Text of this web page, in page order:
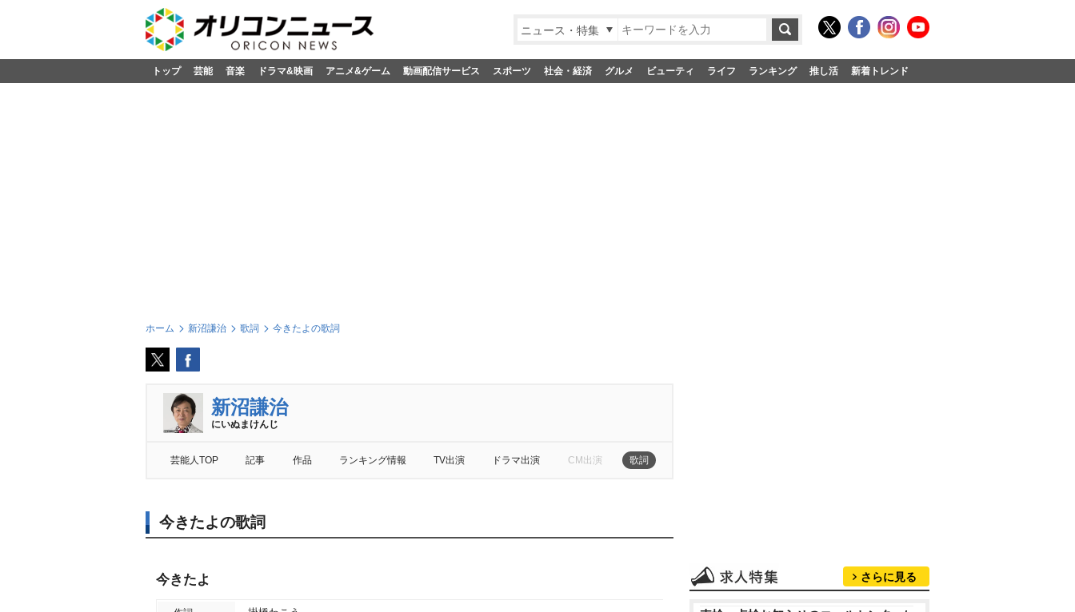
ニュース・特集
トップ 芸能 音楽 ドラマ&映画 アニメ&ゲーム 動画配信サービス スポーツ 社会・経済 グルメ ビューティ ライフ ランキング 推し活 新着トレンド
ホーム 新沼謙治 歌詞 今きたよの歌詞
新沼謙治
にいぬまけんじ
芸能人TOP 記事 作品 ランキング情報 TV出演 ドラマ出演 CM出演 歌詞
今きたよの歌詞
今きたよ さらに見る